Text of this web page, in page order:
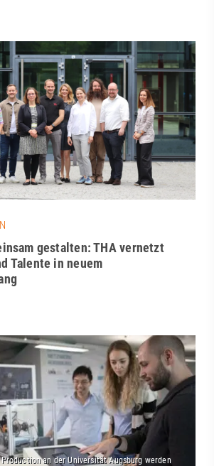
gestalten: THA vernetzt
Talente in neuem